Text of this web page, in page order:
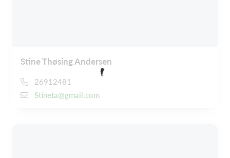
Stine Thøsing Andersen
26912481
Stineta@gmail.com